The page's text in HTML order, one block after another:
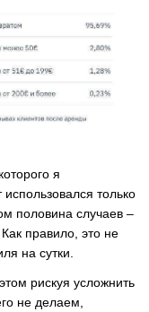
я
только
половина случаев –
правило, это не
на сутки.
рискуя усложнить
не делаем,